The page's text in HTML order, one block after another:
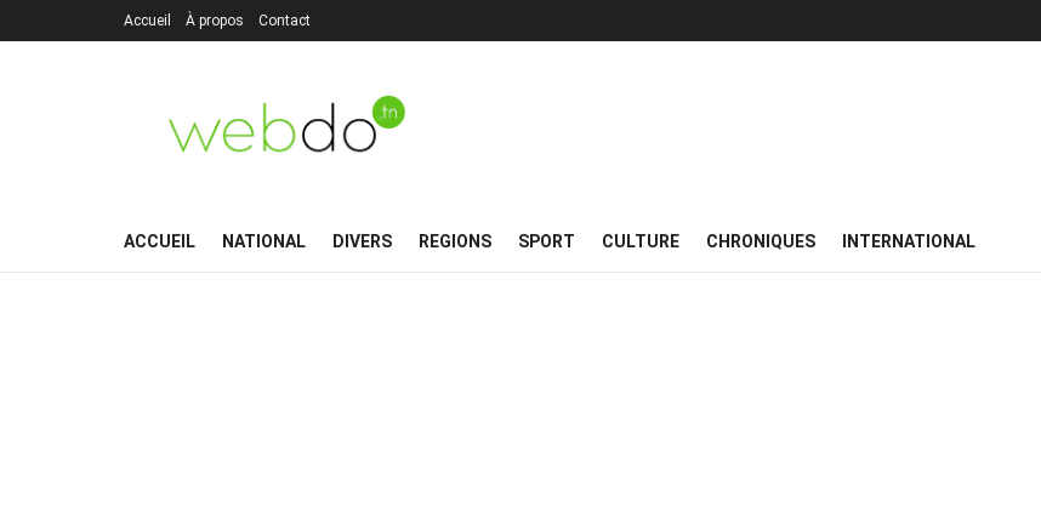
Accueil À propos Contact
ACCUEIL NATIONAL DIVERS REGIONS SPORT CULTURE CHRONIQUES INTERNATIONAL